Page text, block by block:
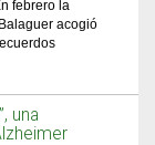
febrero la
acogió
una